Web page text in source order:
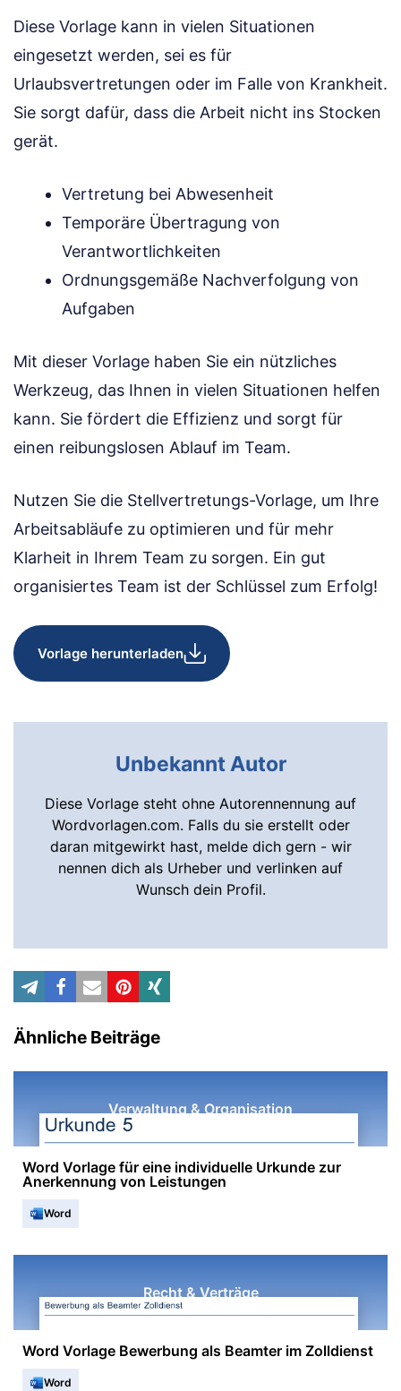
Diese Vorlage kann in vielen Situationen
eingesetzt werden, sei es für
Urlaubsvertretungen oder im Falle von Krankheit.
Sie sorgt dafür, dass die Arbeit nicht ins Stocken
gerät.
Vertretung bei Abwesenheit
Temporäre Übertragung von
Verantwortlichkeiten
Ordnungsgemäße Nachverfolgung von
Aufgaben
Mit dieser Vorlage haben Sie ein nützliches
Werkzeug, das Ihnen in vielen Situationen helfen
kann. Sie fördert die Effizienz und sorgt für
einen reibungslosen Ablauf im Team.
Nutzen Sie die Stellvertretungs-Vorlage, um Ihre
Arbeitsabläufe zu optimieren und für mehr
Klarheit in Ihrem Team zu sorgen. Ein gut
organisiertes Team ist der Schlüssel zum Erfolg!
Vorlage herunterladen
Unbekannt Autor
Diese Vorlage steht ohne Autorennennung auf
Wordvorlagen.com. Falls du sie erstellt oder
daran mitgewirkt hast, melde dich gern - wir
nennen dich als Urheber und verlinken auf
Wunsch dein Profil.
Ähnliche Beiträge
Verwaltung & Organisation
Word Vorlage für eine individuelle Urkunde zur
Anerkennung von Leistungen
Word
Recht & Verträge
Word Vorlage Bewerbung als Beamter im Zolldienst
Word